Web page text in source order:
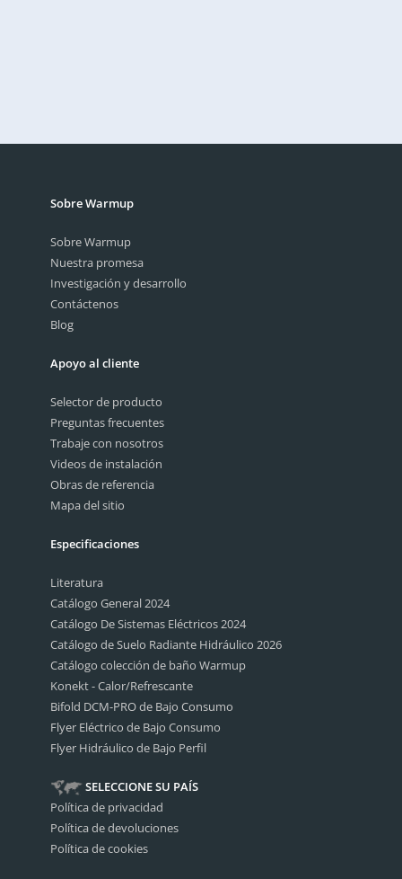
Sobre Warmup
Sobre Warmup
Nuestra promesa
Investigación y desarrollo
Contáctenos
Blog
Apoyo al cliente
Selector de producto
Preguntas frecuentes
Trabaje con nosotros
Videos de instalación
Obras de referencia
Mapa del sitio
Especificaciones
Literatura
Catálogo General 2024
Catálogo De Sistemas Eléctricos 2024
Catálogo de Suelo Radiante Hidráulico 2026
Catálogo colección de baño Warmup
Konekt - Calor/Refrescante
Bifold DCM-PRO de Bajo Consumo
Flyer Eléctrico de Bajo Consumo
Flyer Hidráulico de Bajo Perfil
SELECCIONE SU PAÍS
Política de privacidad
Política de devoluciones
Política de cookies